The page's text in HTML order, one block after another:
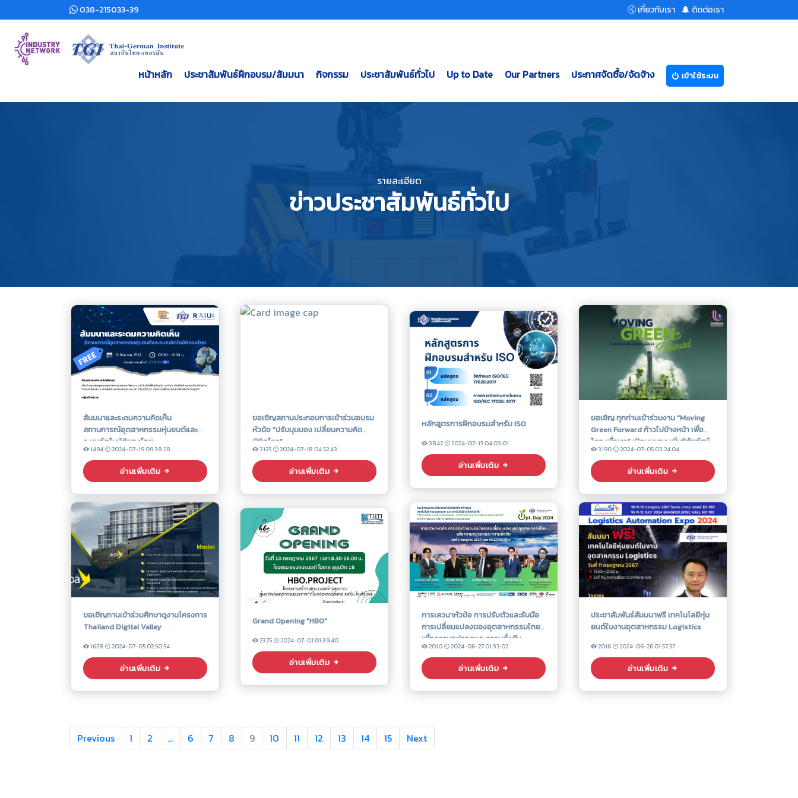
038-215033-39 เกี่ยวกับเรา ติดต่อเรา
หน้าหลัก ประชาสัมพันธ์ฝึกอบรม/สัมมนา กิจกรรม ประชาสัมพันธ์ทั่วไป Up to Date Our Partners ประกาศจัดซื้อ/จัดจ้าง เข้าใช้ระบบ
รายละเอียด
ข่าวประชาสัมพันธ์ทั่วไป
ส้มมนาและระดมความคิดเห็น
สถานการณ์อุตสาหกรรมหุ่นยนต์และ
ระบบอัตโนมัติของไทย
1494 2024-07-19 09:38:28
อ่านเพิ่มเติม
ขอเชิญสถานประกอบการเข้าร่วมอบรม
หัวข้อ "ปรับมุมมอง เปลี่ยนความคิด
พิชิตโรค"
3125 2024-07-18 04:52:43
อ่านเพิ่มเติม
หลักสูตรการฝึกอบรมสำหรับ ISO
3842 2024-07-15 04:03:01
อ่านเพิ่มเติม
ขอเชิญ ทุกท่านเข้าร่วมงาน "Moving
Green Forward ก้าวไปข้างหน้า เพื่อ
โลก เพื่อเรา” เปิดมุมมอง เพิ่มวิสัยทัศน์
ให้ธุรกิจเติบโตอย่างยั่งยืน
3190 2024-07-05 03:24:04
อ่านเพิ่มเติม
ขอเชิญทานเข้าร่วมศึกษาดูงานโครงการ
Thailand Digital Valley
1628 2024-07-05 02:50:54
อ่านเพิ่มเติม
Grand Opening "HBO"
2375 2024-07-01 01:39:40
อ่านเพิ่มเติม
การเสวนาหัวข้อ การปรับตัวและรับมือ
การเปลี่ยนแปลงของอุตสาหกรรมไทย
เพื่อความอยู่รอดและความยั่งยืน
2010 2024-06-27 01:33:02
อ่านเพิ่มเติม
ประชาสัมพันธ์สัมมนาฟรี เทคโนโลยีหุ่น
ยนต์ในงานอุตสาหกรรม Logistics
2016 2024-06-26 01:57:57
อ่านเพิ่มเติม
Previous 1 2 … 6 7 8 9 10 11 12 13 14 15 Next